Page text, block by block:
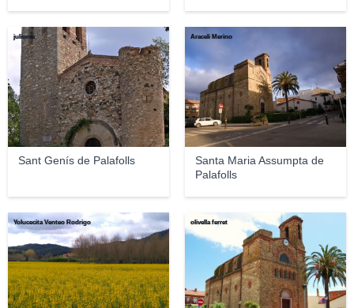
Sant Genís de Palafolls
juliome
Santa Maria Assumpta de
Palafolls
Araceli Merino
Yolucecita Venteo Rodrigo olivella ferret